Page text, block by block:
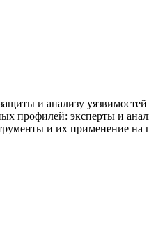
и анализу
профилей: эксперты и
и их применение на